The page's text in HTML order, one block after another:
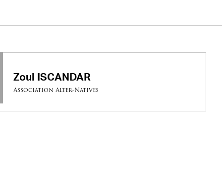
Zoul ISCANDAR
Association Alter-Natives